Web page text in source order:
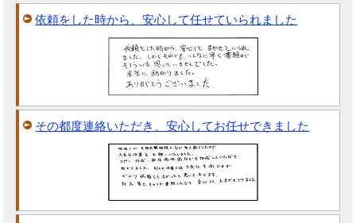
依頼をした時から、安心して任せていられました
その都度連絡いただき、安心してお任せできました